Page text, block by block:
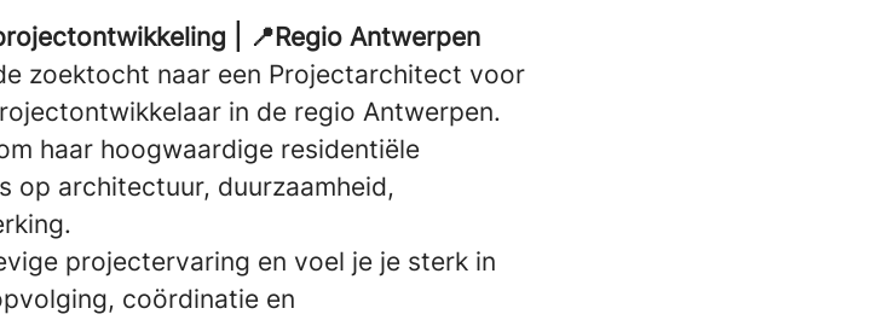
| 📍Regio Antwerpen
zoektocht naar een Projectarchitect voor
in de regio Antwerpen.
haar hoogwaardige residentiële
op architectuur, duurzaamheid,
projectervaring en voel je je sterk in
coördinatie en